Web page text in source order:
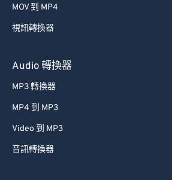
MOV 到 MP4
視訊轉換器
Audio 轉換器
MP3 轉換器
MP4 到 MP3
Video 到 MP3
音訊轉換器